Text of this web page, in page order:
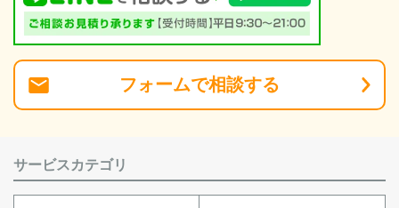
フォームで相談する
サービスカテゴリ